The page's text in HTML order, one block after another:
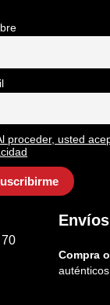
proceder, usted
Compra